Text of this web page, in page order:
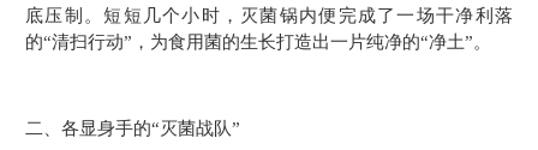
底压制。短短几个小时，灭菌锅内便完成了一场干净利落
的“清扫行动”，为食用菌的生长打造出一片纯净的“净土”。
二、各显身手的“灭菌战队”